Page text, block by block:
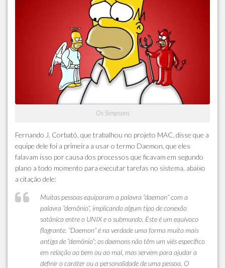
Os Simpsons
Fernando J. Corbató, que trabalhou no projeto MAC, disse que a
equipe dele foi a primeira a usar o termo Daemon, que eles
falavam isso por causa dos processos que ficavam em segundo
plano a todo momento para executar tarefas no sistema, abaixo
a citação dele:
Muitas pessoas equiparam a palavra “daemon” com a
palavra “demônio”, implicando algum tipo de conexão
satânica entre o UNIX e o submundo. Este é um equívoco
flagrante. “Daemon” é na verdade uma forma muito mais
antiga de “demônio”; os daemons não têm um viés específico
em relação ao bem ou ao mal, mas servem para ajudar a
definir o caráter ou a personalidade de uma pessoa. O